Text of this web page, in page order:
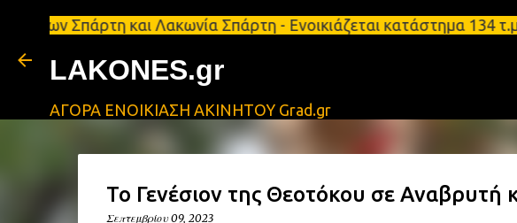
και Λακωνία Σπάρτη - Ενοικιάζεται κατάστημα 134 τ.μ,
LAKONES.gr
ΑΓΟΡΑ ΕΝΟΙΚΙΑΣΗ ΑΚΙΝΗΤΟΥ Grad.gr
Το Γενέσιον της Θεοτόκου σε Αναβρυτή
Σεπτεμβρίου 09, 2023